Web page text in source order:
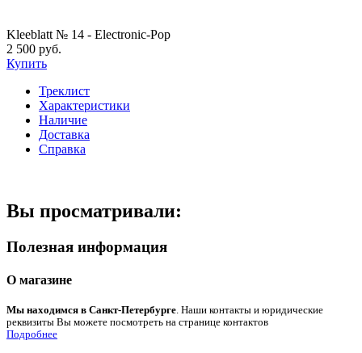
Kleeblatt № 14 - Electronic-Pop
2 500 руб.
Купить
Треклист
Характеристики
Наличие
Доставка
Справка
Вы просматривали:
Полезная информация
О магазине
Мы находимся в Санкт-Петербурге. Наши контакты и юридические
реквизиты Вы можете посмотреть на странице контактов
Подробнее